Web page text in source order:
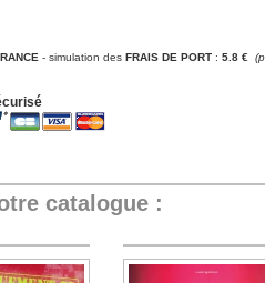
- simulation des FRAIS DE PORT : 5.8 €
catalogue :